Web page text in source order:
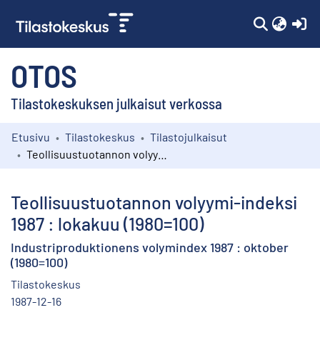
OTOS
Tilastokeskuksen julkaisut verkossa
Kokoelmat
Etusivu Tilastokeskus
Tilastojulkaisut
Teollisuustuotannon volyymi-indeksi
1987 : lokakuu (1980=100)
Industriproduktionens volymindex 1987 : oktober
(1980=100)
Tilastokeskus
1987-12-16